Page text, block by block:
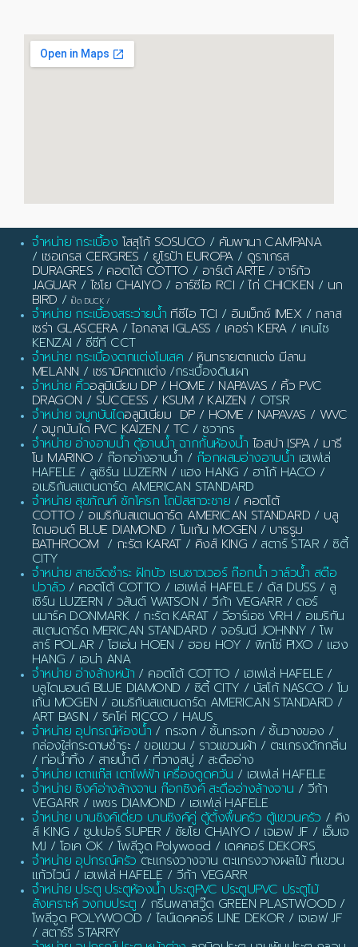
จำหน่าย กระเบื้อง โสสุโก้ SOSUCO / คัมพานา CAMPANA
/ เซอเกรส CERGRES / ยูโรป้า EUROPA/ ดูราเกรส
DURAGRES / คอตโต้ COTTO / อาร์เต้ ARTE /จาร์กัว
JAGUAR / ไชโย CHAIYO / อาร์ซีไอ RCI /ไก่ CHICKEN / นก
BIRD / เป็ด DUCK /
จำหน่าย กระเบื้องสระว่ายน้ำ ทีซีไอ TCI / อิมเม็กซ์ IMEX/ กลาส
เซร่า GLASCERA/ไอกลาส IGLASS / เคอร่า KERA/ เคนไซ
KENZAI / ซีซีที CCT
จำหน่าย กระเบื้องตกแต่งโมเสค / หินทรายตกแต่ง มีลาน
MELANN / เซรามิคตกแต่ง /กระเบื้องดินเผา
จำหน่าย คิ้วอลูมิเนียม DP / HOME / NAPAVAS / คิ้ว PVC
DRAGON / SUCCESS / KSUM / KAIZEN / OTSR
จำหน่าย จมูกบันไดอลูมิเนียม DP / HOME / NAPAVAS / WVC
/ จมูกบันได PVC KAIZEN / TC / ชวากร
จำหน่าย อ่างอาบน้ำ ตู้อาบน้ำ ฉากกั้นห้องน้ำ ไอสปา ISPA / มารี
โน MARINO / ก๊อกอ่างอาบน้ำ / ก๊อกผสมอ่างอาบน้ำ เฮเฟเล่
HAFELE / ลูเซิร์น LUZERN / แฮง HANG / ฮาโก้ HACO /
อเมริกันสแตนดาร์ด AMERICAN STANDARD
จำหน่าย สุขภัณฑ์ ชักโครก โถปัสสาวะชาย / คอตโต้
COTTO / อเมริกันสแตนดาร์ด AMERICAN STANDARD / บลู
ไดมอนด์ BLUE DIAMOND / โมเก้น MOGEN / บาธรูม
BATHROOM / กะรัต KARAT/ คิงส์ KING / สตาร์ STAR / ซิตี้
CITY
จำหน่าย สายฉีดชำระ ฝักบัว เรนชาวเวอร์ ก๊อกน้ำ วาล์วน้ำ สต๊อ
ปวาล์ว / คอตโต้ COTTO / เฮเฟเล่ HAFELE / ดัส DUSS / ลู
เซิร์น LUZERN / วสันต์ WATSON / วีก้า VEGARR / ดอร์
นมาร์ค DONMARK / กะรัต KARAT / วีอาร์เอช VRH / อเมริกัน
สแตนดาร์ด MERICAN STANDARD / จอร์นนี JOHNNY / โพ
ลาร์ POLAR / โฮเอ่น HOEN / ฮอย HOY / พิกโซ่ PIXO / แฮง
HANG / เอน่า ANA
จำหน่าย อ่างล้างหน้า / คอตโต้ COTTO / เฮเฟเล่ HAFELE /
บลูไดมอนด์ BLUE DIAMOND / ซิตี้ CITY / นัสโก้ NASCO / โม
เก้น MOGEN / อเมริกันสแตนดาร์ด AMERICAN STANDARD /
ART BASIN / ริคโค่ RICCO / HAUS
จำหน่าย อุปกรณ์ห้องน้ำ / กระจก / ชั้นกระจก / ชั้นวางของ /
กล่องใส่กระดาษชำระ / ขอแขวน / ราวแขวนผ้า / ตะแกรงดักกลิ่น
/ ท่อน้ำทิ้ง / สายน้ำดี / ที่วางสบู่ / สะดืออ่าง
จำหน่าย เตาแก๊ส เตาไฟฟ้า เครื่องดูดควัน / เฮเฟเล่ HAFELE
จำหน่าย ซิงค์อ่างล้างจาน ก๊อกซิงค์ สะดืออ่างล้างจาน / วีก้า
VEGARR / เพชร DIAMOND / เฮเฟเล่ HAFELE
จำหน่าย บานซิงค์เดี่ยว บานซิงค์คู่ ตู้ตั้งพื้นครัว ตู้แขวนครัว / คิง
ส์ KING / ซูปเปอร์ SUPER / ชัยโย CHAIYO / เจเอฟ JF / เอ็มเจ
MJ / โอเค OK / โพลีวูด Polywood / เดคคอร์ DEKORS
จำหน่าย อุปกรณ์ครัว ตะแกรงวางจาน ตะแกรงวางผลไม้ ที่แขวน
แก้วไวน์ / เฮเฟเล่ HAFELE / วีก้า VEGARR
จำหน่าย ประตู ประตูห้องน้ำ ประตูPVC ประตูUPVC ประตูไม้
สังเคราะห์ วงกบประตู / กรีนพลาสวู๊ด GREEN PLASTWOOD /
โพลีวูด POLYWOOD / ไลน์เดคคอร์ LINE DEKOR / เจเอฟ JF
/ สตาร์รี่ STARRY